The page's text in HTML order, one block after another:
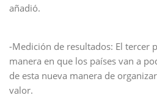
añadió.
-Medición de resultados: El tercer
manera en que los países van a
de esta nueva manera de
valor.